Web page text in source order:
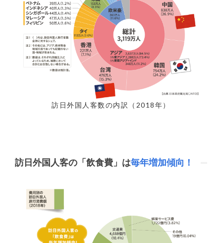
訪日外国人客数の内訳（2018年）
訪日外国人客の「飲食費」は毎年増加傾向！